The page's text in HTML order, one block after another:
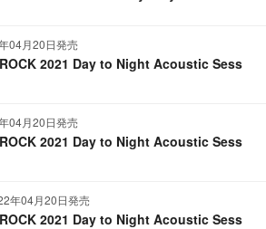
04月20日発売
2021 Day to Night Acoustic Sess
04月20日発売
2021 Day to Night Acoustic Sess
年04月20日発売
2021 Day to Night Acoustic Sess